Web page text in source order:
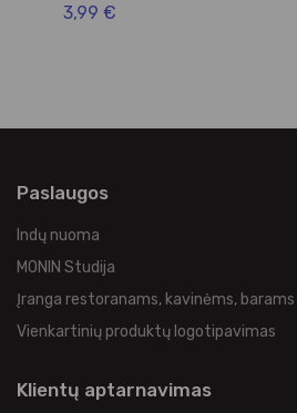
3,99 €
Paslaugos
Indų nuoma
MONIN Studija
Įranga restoranams, kavinėms, barams
Vienkartinių produktų logotipavimas
Klientų aptarnavimas